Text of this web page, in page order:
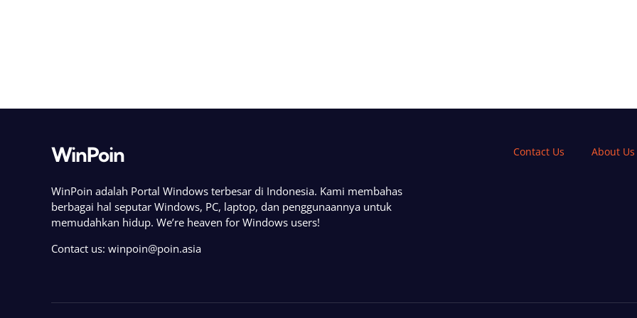
WinPoin
WinPoin adalah Portal Windows terbesar di Indonesia. Kami membahas
berbagai hal seputar Windows, PC, laptop, dan penggunaannya untuk
memudahkan hidup. We’re heaven for Windows users!
Contact us: winpoin@poin.asia
Contact Us About Us